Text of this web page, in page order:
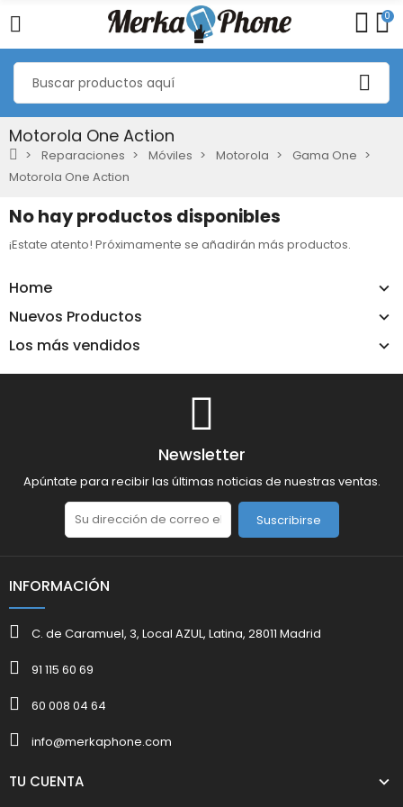
0
Motorola One Action
Reparaciones Móviles Motorola
Gama One
Motorola One Action
Home
Nuevos Productos
Los más vendidos
No hay productos disponibles
¡Estate atento! Próximamente se añadirán más productos.
Newsletter
Apúntate para recibir las últimas noticias de nuestras ventas.
Suscribirse
INFORMACIÓN
C. de Caramuel, 3, Local AZUL, Latina, 28011 Madrid
91 115 60 69
60 008 04 64
info@merkaphone.com
TU CUENTA